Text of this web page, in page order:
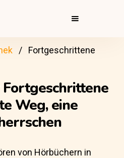
Fortgeschrittene
Weg, eine
von Hörbüchern in